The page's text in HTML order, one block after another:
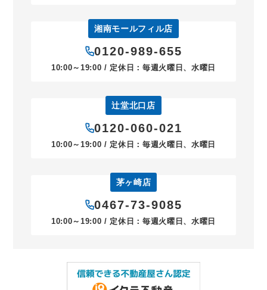
湘南モールフィル店
0120-989-655
10:00～19:00 / 定休日：毎週火曜日、水曜日
辻堂北口店
0120-060-021
10:00～19:00 / 定休日：毎週火曜日、水曜日
茅ヶ崎店
0467-73-9085
10:00～19:00 / 定休日：毎週火曜日、水曜日